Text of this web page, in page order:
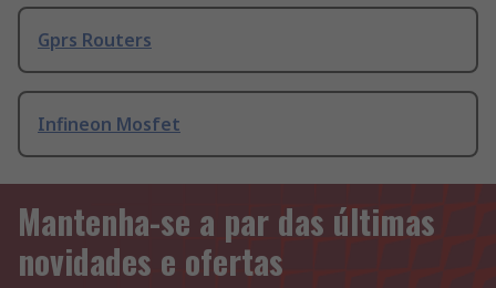
Gprs Routers
Infineon Mosfet
Mantenha-se a par das últimas
novidades e ofertas